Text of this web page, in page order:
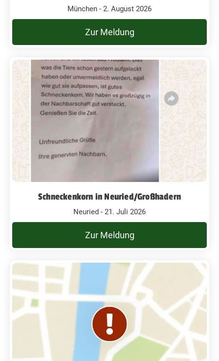
München - 2. August 2026
Zur Meldung
Schneckenkorn in Neuried/Großhadern
Neuried - 21. Juli 2026
Zur Meldung